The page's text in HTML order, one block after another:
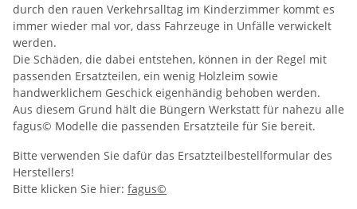
durch den rauen Verkehrsalltag im Kinderzimmer kommt es
immer wieder mal vor, dass Fahrzeuge in Unfälle verwickelt
werden.
Die Schäden, die dabei entstehen, können in der Regel mit
passenden Ersatzteilen, ein wenig Holzleim sowie
handwerklichem Geschick eigenhändig behoben werden.
Aus diesem Grund hält die Büngern Werkstatt für nahezu alle
fagus© Modelle die passenden Ersatzteile für Sie bereit.
Bitte verwenden Sie dafür das Ersatzteilbestellformular des
Herstellers!
Bitte klicken Sie hier: fagus©